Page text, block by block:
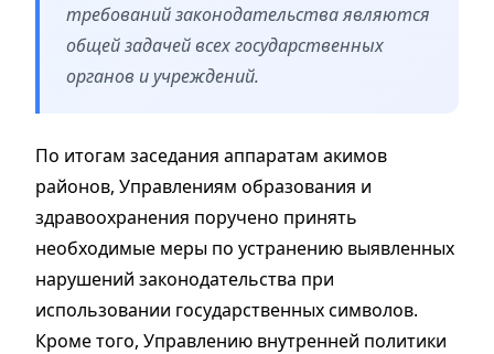
требований законодательства являются
общей задачей всех государственных
органов и учреждений.
По итогам заседания аппаратам акимов
районов, Управлениям образования и
здравоохранения поручено принять
необходимые меры по устранению выявленных
нарушений законодательства при
использовании государственных символов.
Кроме того, Управлению внутренней политики